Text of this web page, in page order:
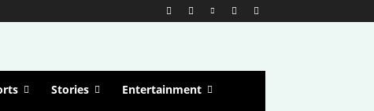
Stories Entertainment